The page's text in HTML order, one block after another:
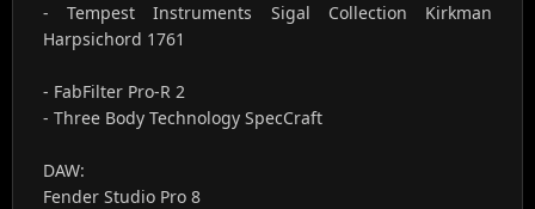
- Tempest Instruments Sigal Collection Kirkman
Harpsichord 1761
- FabFilter Pro-R 2
- Three Body Technology SpecCraft
DAW:
Fender Studio Pro 8